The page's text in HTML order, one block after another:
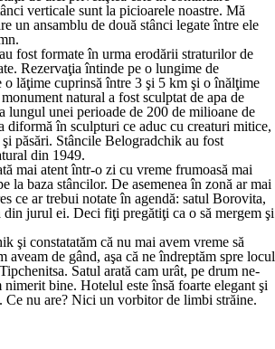
verticale sunt la picioarele noastre. Mă
un ansamblu de două stânci legate între ele
fost formate în urma erodării straturilor de
Rezervaţia întinde pe o lungime de
lăţime cuprinsă între 3 şi 5 km şi o înălţime
natural a fost sculptat de apa de
lungul unei perioade de 200 de milioane de
diformă în sculpturi ce aduc cu creaturi mitice,
păsări. Stâncile Belogradchik au fost
din 1949.
mai atent într-o zi cu vreme frumoasă mai
la baza stâncilor. De asemenea în zonă ar mai
ce ar trebui notate în agendă: satul Borovita,
din jurul ei. Deci fiţi pregătiţi ca o să mergem şi
şi constatatăm că nu mai avem vreme să
aveam de gând, aşa că ne îndreptăm spre locul
Satul arată cam urât, pe drum ne-
nimerit bine. Hotelul este însă foarte elegant şi
Ce nu are? Nici un vorbitor de limbi străine.